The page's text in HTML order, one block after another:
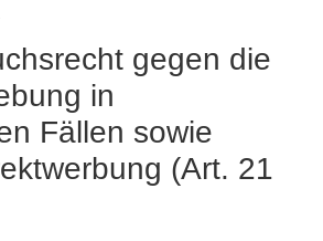
gegen die
in
Fällen sowie
(Art. 21